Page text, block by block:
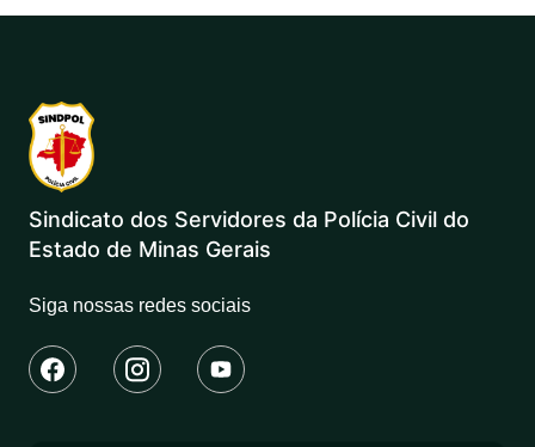
Sindicato dos Servidores da Polícia Civil do
Estado de Minas Gerais
Siga nossas redes sociais